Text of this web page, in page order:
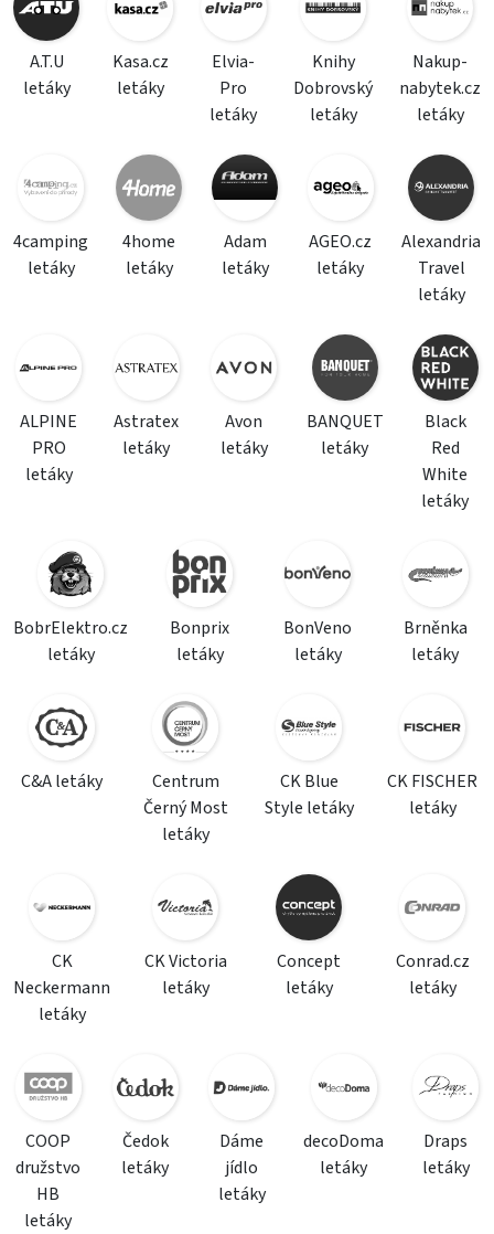
A.T.U
letáky
Kasa.cz
letáky
Elvia-
Pro
letáky
Knihy
Dobrovský
letáky
Nakup-
nabytek.cz
letáky
4camping
letáky
4home
letáky
Adam
letáky
AGEO.cz
letáky
Alexandria
Travel
letáky
ALPINE
PRO
letáky
Astratex
letáky
Avon
letáky
BANQUET
letáky
Black
Red
White
letáky
BobrElektro.cz
letáky
Bonprix
letáky
BonVeno
letáky
Brněnka
letáky
C&A letáky
Centrum
Černý Most
letáky
CK Blue
Style letáky
CK FISCHER
letáky
CK
Neckermann
letáky
CK Victoria
letáky
Concept
letáky
Conrad.cz
letáky
COOP
družstvo
HB
letáky
Čedok
letáky
Dáme
jídlo
letáky
decoDoma
letáky
Draps
letáky